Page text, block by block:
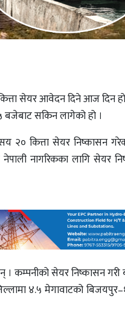
सेयर आवेदन दिने आज दिन
सकिन लागेको हो ।
२० कित्ता सेयर निष्कासन
नागरिकका लागि सेयर
कम्पनीको सेयर निष्कासन गरी
४.५ मेगावाटको